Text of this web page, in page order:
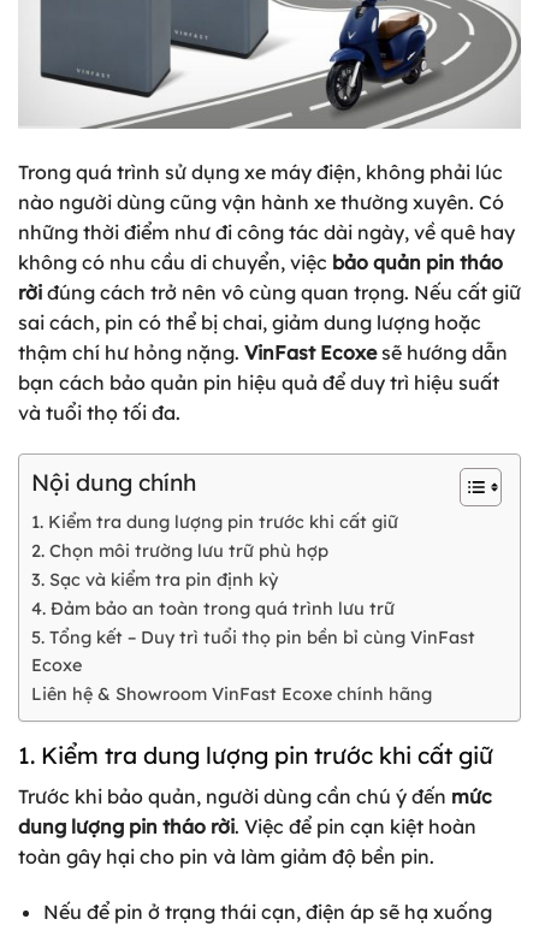
Trong quá trình sử dụng xe máy điện, không phải lúc
nào người dùng cũng vận hành xe thường xuyên. Có
những thời điểm như đi công tác dài ngày, về quê hay
không có nhu cầu di chuyển, việc bảo quản pin tháo
rời đúng cách trở nên vô cùng quan trọng. Nếu cất giữ
sai cách, pin có thể bị chai, giảm dung lượng hoặc
thậm chí hư hỏng nặng. VinFast Ecoxesẽ hướng dẫn
bạn cách bảo quản pin hiệu quả để duy trì hiệu suất
và tuổi thọ tối đa.
Nội dung chính
1. Kiểm tra dung lượng pin trước khi cất giữ
2. Chọn môi trường lưu trữ phù hợp
3. Sạc và kiểm tra pin định kỳ
4. Đảm bảo an toàn trong quá trình lưu trữ
5. Tổng kết – Duy trì tuổi thọ pin bền bỉ cùng VinFast
Ecoxe
Liên hệ & Showroom VinFast Ecoxe chính hãng
1. Kiểm tra dung lượng pin trước khi cất giữ
Trước khi bảo quản, người dùng cần chú ý đến mức
dung lượng pin tháo rời. Việc để pin cạn kiệt hoàn
toàn gây hại cho pin và làm giảm độ bền pin.
Nếu để pin ở trạng thái cạn, điện áp sẽ hạ xuống